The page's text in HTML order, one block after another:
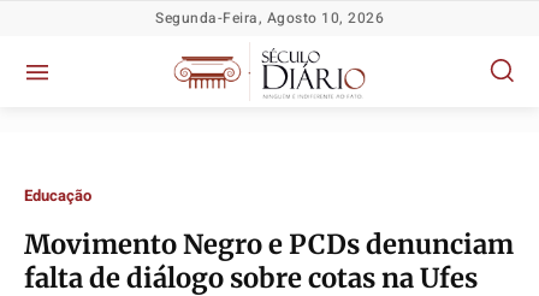
Segunda-Feira, Agosto 10, 2026
Educação
Movimento Negro e PCDs denunciam
falta de diálogo sobre cotas na Ufes